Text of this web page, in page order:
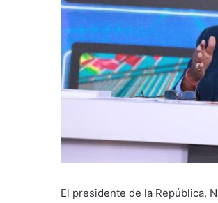
El presidente de la República,